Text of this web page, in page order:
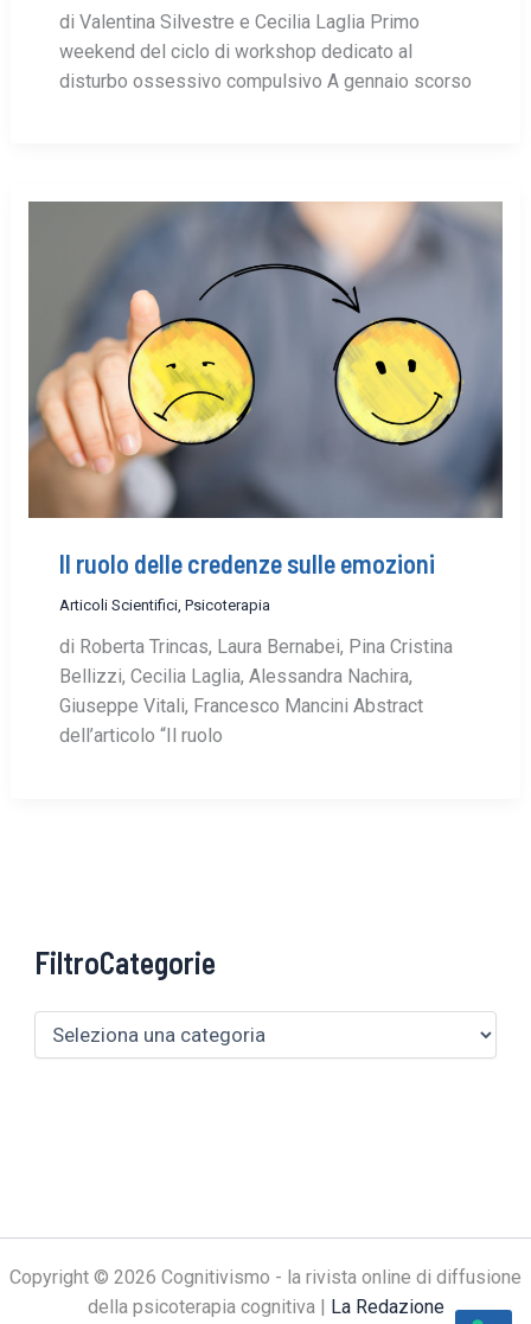
di Valentina Silvestre e Cecilia Laglia Primo
weekend del ciclo di workshop dedicato al
disturbo ossessivo compulsivo A gennaio scorso
Il ruolo delle credenze sulle emozioni
Articoli Scientifici, Psicoterapia
di Roberta Trincas, Laura Bernabei, Pina Cristina
Bellizzi, Cecilia Laglia, Alessandra Nachira,
Giuseppe Vitali, Francesco Mancini Abstract
dell’articolo “Il ruolo
FiltroCategorie
Copyright © 2026 Cognitivismo - la rivista online di diffusione
della psicoterapia cognitiva | La Redazione